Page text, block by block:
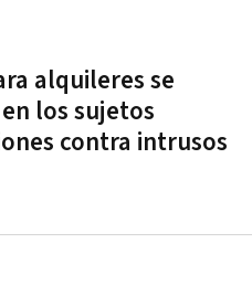
alquileres se
los sujetos
contra intrusos